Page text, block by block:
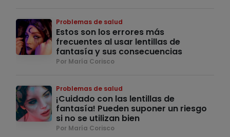
Problemas de salud
Estos son los errores más
frecuentes al usar lentillas de
fantasía y sus consecuencias
Por María Corisco
Problemas de salud
¡Cuidado con las lentillas de
fantasía! Pueden suponer un riesgo
si no se utilizan bien
Por María Corisco